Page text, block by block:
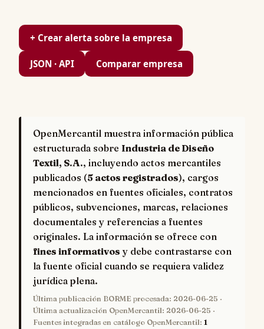
+ Crear alerta sobre la empresa
JSON · API Comparar empresa
OpenMercantil muestra información pública
estructurada sobre Industria de Diseño
Textil, S.A., incluyendo actos mercantiles
publicados (5 actos registrados), cargos
mencionados en fuentes oficiales, contratos
públicos, subvenciones, marcas, relaciones
documentales y referencias a fuentes
originales. La información se ofrece con
fines informativos y debe contrastarse con
la fuente oficial cuando se requiera validez
jurídica plena.
Última publicación BORME procesada: 2026-06-25 ·
Última actualización OpenMercantil: 2026-06-25 ·
Fuentes integradas en catálogo OpenMercantil: 1